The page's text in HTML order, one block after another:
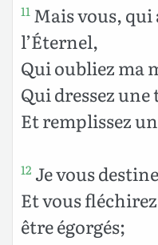
11 Mais vous,
l’Éternel,
Qui oubliez ma
Qui dressez
Et remplissez
12 Je vous
Et vous
être égorgés;